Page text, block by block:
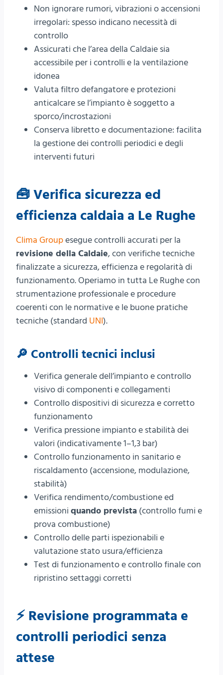
Non ignorare rumori, vibrazioni o accensioni
irregolari: spesso indicano necessità di
controllo
Assicurati che l’area della Caldaie sia
accessibile per i controlli e la ventilazione
idonea
Valuta filtro defangatore e protezioni
anticalcare se l’impianto è soggetto a
sporco/incrostazioni
Conserva libretto e documentazione: facilita
la gestione dei controlli periodici e degli
interventi futuri
🧰 Verifica sicurezza ed
efficienza caldaia a Le Rughe
Clima Groupesegue controlli accurati per la
revisione della Caldaie, con verifiche tecniche
finalizzate a sicurezza, efficienza e regolarità di
funzionamento. Operiamo in tutta Le Rughe con
strumentazione professionale e procedure
coerenti con le normative e le buone pratiche
tecniche (standard UNI).
🔎 Controlli tecnici inclusi
Verifica generale dell’impianto e controllo
visivo di componenti e collegamenti
Controllo dispositivi di sicurezza e corretto
funzionamento
Verifica pressione impianto e stabilità dei
valori (indicativamente 1–1,3 bar)
Controllo funzionamento in sanitario e
riscaldamento (accensione, modulazione,
stabilità)
Verifica rendimento/combustione ed
emissioni quando prevista (controllo fumi e
prova combustione)
Controllo delle parti ispezionabili e
valutazione stato usura/efficienza
Test di funzionamento e controllo finale con
ripristino settaggi corretti
⚡ Revisione programmata e
controlli periodici senza
attese